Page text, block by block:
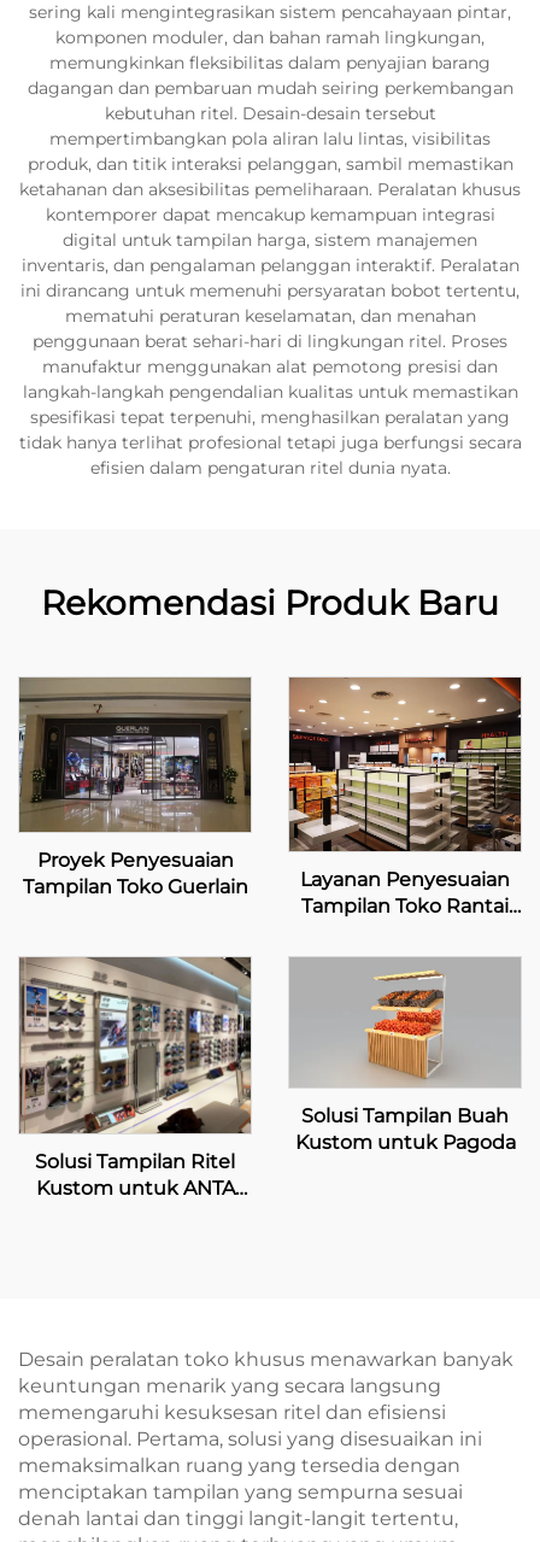
sering kali mengintegrasikan sistem pencahayaan pintar,
komponen moduler, dan bahan ramah lingkungan,
memungkinkan fleksibilitas dalam penyajian barang
dagangan dan pembaruan mudah seiring perkembangan
kebutuhan ritel. Desain-desain tersebut
mempertimbangkan pola aliran lalu lintas, visibilitas
produk, dan titik interaksi pelanggan, sambil memastikan
ketahanan dan aksesibilitas pemeliharaan. Peralatan khusus
kontemporer dapat mencakup kemampuan integrasi
digital untuk tampilan harga, sistem manajemen
inventaris, dan pengalaman pelanggan interaktif. Peralatan
ini dirancang untuk memenuhi persyaratan bobot tertentu,
mematuhi peraturan keselamatan, dan menahan
penggunaan berat sehari-hari di lingkungan ritel. Proses
manufaktur menggunakan alat pemotong presisi dan
langkah-langkah pengendalian kualitas untuk memastikan
spesifikasi tepat terpenuhi, menghasilkan peralatan yang
tidak hanya terlihat profesional tetapi juga berfungsi secara
efisien dalam pengaturan ritel dunia nyata.
Rekomendasi Produk Baru
Proyek Penyesuaian
Tampilan Toko Guerlain
Layanan Penyesuaian
Tampilan Toko Rantai
Solusi Tampilan Ritel
Kustom untuk ANTA
Solusi Tampilan Buah
Kustom untuk Pagoda
Desain peralatan toko khusus menawarkan banyak
keuntungan menarik yang secara langsung
memengaruhi kesuksesan ritel dan efisiensi
operasional. Pertama, solusi yang disesuaikan ini
memaksimalkan ruang yang tersedia dengan
menciptakan tampilan yang sempurna sesuai
denah lantai dan tinggi langit-langit tertentu,